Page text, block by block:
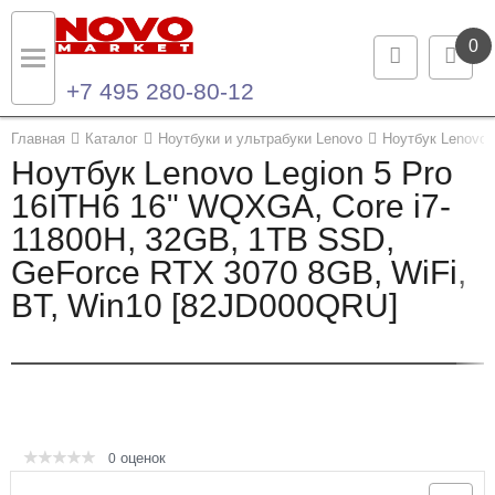
0
+7 495 280-80-12
Главная Каталог Ноутбуки и ультрабуки Lenovo Ноутбук Lenovo
Ноутбук Lenovo Legion 5 Pro
16ITH6 16" WQXGA, Core i7-
11800H, 32GB, 1TB SSD,
GeForce RTX 3070 8GB, WiFi,
BT, Win10 [82JD000QRU]
0 оценок
Назад
Каталог продукции
Ноутбуки и ультрабуки
Компьютеры
Назад
Контакты
Контактная информация